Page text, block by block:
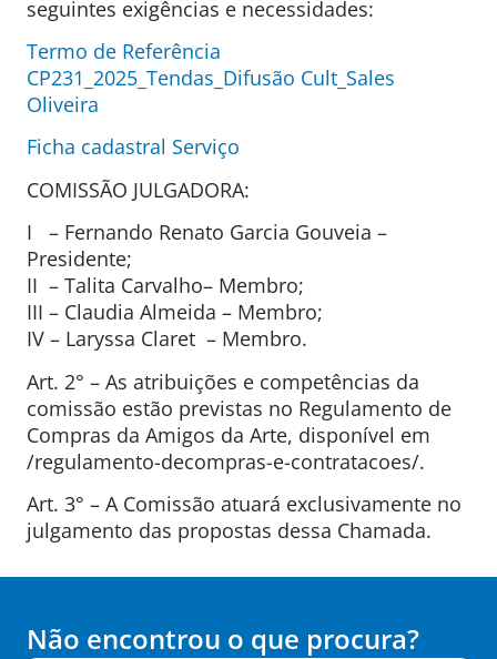
seguintes exigências e necessidades:
Termo de Referência
CP231_2025_Tendas_Difusão Cult_Sales
Oliveira
Ficha cadastral Serviço
COMISSÃO JULGADORA:
I – Fernando Renato Garcia Gouveia –
Presidente;
II – Talita Carvalho– Membro;
III – Claudia Almeida – Membro;
IV – Laryssa Claret – Membro.
Art. 2° – As atribuições e competências da
comissão estão previstas no Regulamento de
Compras da Amigos da Arte, disponível em
/regulamento-decompras-e-contratacoes/.
Art. 3° – A Comissão atuará exclusivamente no
julgamento das propostas dessa Chamada.
Não encontrou o que procura?